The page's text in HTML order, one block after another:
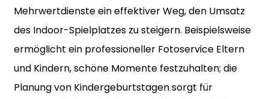
Mehrwertdienste ein effektiver Weg, den Umsatz
des Indoor-Spielplatzes zu steigern. Beispielsweise
ermöglicht ein professioneller Fotoservice Eltern
und Kindern, schöne Momente festzuhalten; die
Planung von Kindergeburtstagen sorgt für